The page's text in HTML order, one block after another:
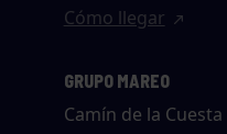
Cómo llegar
GRUPO MAREO
Camín de la Cuesta